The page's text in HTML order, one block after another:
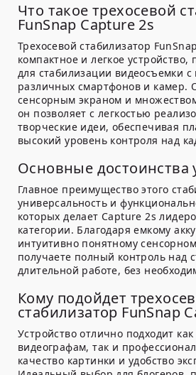
Что такое трехосевой
FunSnap Capture 2s
Трехосевой стабилизатор
компактное и легкое
для стабилизации видеосъемки
различных смартфонов и камер.
сенсорным экраном и
он позволяет с легкостью
творческие идеи, обеспечивая
высокий уровень контроля над
Основные достоинства
Главное преимущество этого
универсальность и
которых делает Capture 2s
категории. Благодаря емкому
интуитивно понятному
получаете полный контроль над
длительной работе, без
Кому подойдет
стабилизатор FunSnap
Устройство отлично подходит
видеографам, так и
качество картинки и удобство